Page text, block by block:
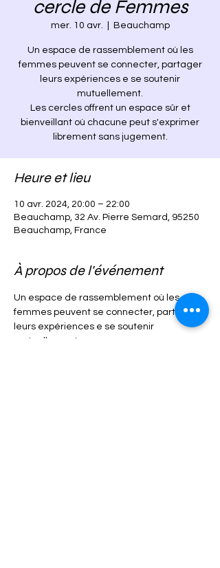
cercle de Femmes
mer. 10 avr. Beauchamp
Un espace de rassemblement où les
femmes peuvent se connecter, partager
leurs expériences e se soutenir
mutuellement.
Les cercles offrent un espace sûr et
bienveillant où chacune peut s'exprimer
librement sans jugement.
Heure et lieu
10 avr. 2024, 20:00 – 22:00
Beauchamp, 32 Av. Pierre Semard, 95250
Beauchamp, France
À propos de l'événement
Un espace de rassemblement où les
femmes peuvent se connecter, partager
leurs expériences e se soutenir
mutuellement.